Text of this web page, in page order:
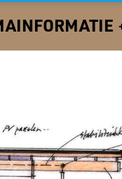
INFORMATIE